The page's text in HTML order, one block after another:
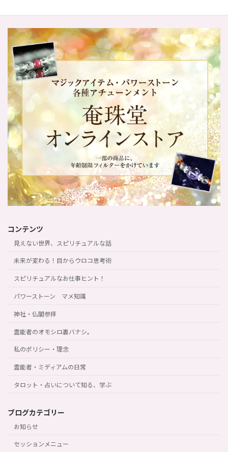
コンテンツ
見えない世界、スピリチュアルな話
未来が変わる！目からウロコ思考術
スピリチュアルなお仕事ヒント！
パワーストーン マメ知識
神社・仏閣参拝
霊能者のオモシロ裏バナシ。
私のポリシー・理念
霊能者・ミディアムの日常
タロット・占いについて知る、学ぶ
ブログカテゴリー
お知らせ
セッションメニュー